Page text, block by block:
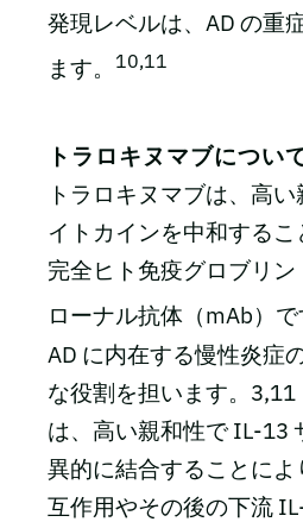
発現レベルは、AD の重
ます。
10,11
トラロキヌマブについ
トラロキヌマブは、高
イトカインを中和する
完全ヒト免疫グロブリン
ローナル抗体（mAb）で
AD に内在する慢性炎症
な役割を担います。
は、高い親和性で IL-13
異的に結合することに
互作用やその後の下流